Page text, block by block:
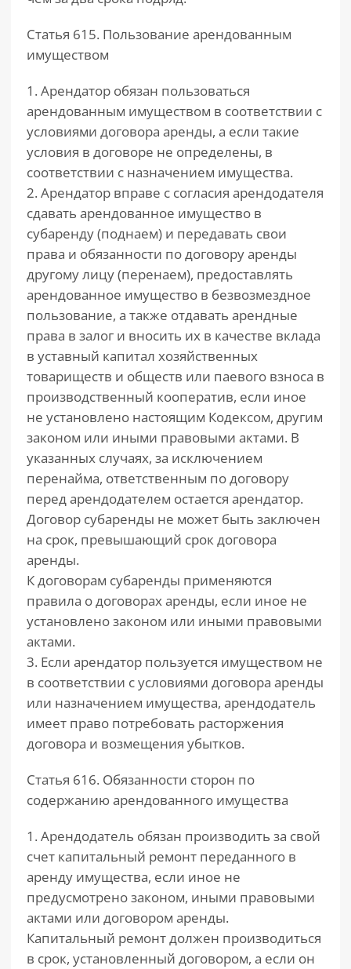
Статья 615. Пользование арендованным
имуществом
1. Арендатор обязан пользоваться
арендованным имуществом в соответствии с
условиями договора аренды, а если такие
условия в договоре не определены, в
соответствии с назначением имущества.
2. Арендатор вправе с согласия арендодателя
сдавать арендованное имущество в
субаренду (поднаем) и передавать свои
права и обязанности по договору аренды
другому лицу (перенаем), предоставлять
арендованное имущество в безвозмездное
пользование, а также отдавать арендные
права в залог и вносить их в качестве вклада
в уставный капитал хозяйственных
товариществ и обществ или паевого взноса в
производственный кооператив, если иное
не установлено настоящим Кодексом, другим
законом или иными правовыми актами. В
указанных случаях, за исключением
перенайма, ответственным по договору
перед арендодателем остается арендатор.
Договор субаренды не может быть заключен
на срок, превышающий срок договора
аренды.
К договорам субаренды применяются
правила о договорах аренды, если иное не
установлено законом или иными правовыми
актами.
3. Если арендатор пользуется имуществом не
в соответствии с условиями договора аренды
или назначением имущества, арендодатель
имеет право потребовать расторжения
договора и возмещения убытков.
Статья 616. Обязанности сторон по
содержанию арендованного имущества
1. Арендодатель обязан производить за свой
счет капитальный ремонт переданного в
аренду имущества, если иное не
предусмотрено законом, иными правовыми
актами или договором аренды.
Капитальный ремонт должен производиться
в срок, установленный договором, а если он